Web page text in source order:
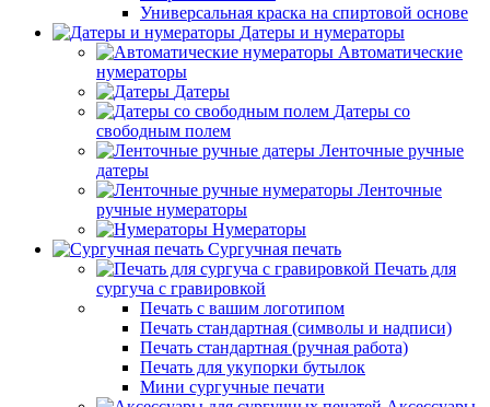
Универсальная краска на спиртовой основе
Датеры и нумераторы
Автоматические
нумераторы
Датеры
Датеры со
свободным полем
Ленточные ручные
датеры
Ленточные
ручные нумераторы
Нумераторы
Сургучная печать
Печать для
сургуча с гравировкой
Печать с вашим логотипом
Печать стандартная (символы и надписи)
Печать стандартная (ручная работа)
Печать для укупорки бутылок
Мини сургучные печати